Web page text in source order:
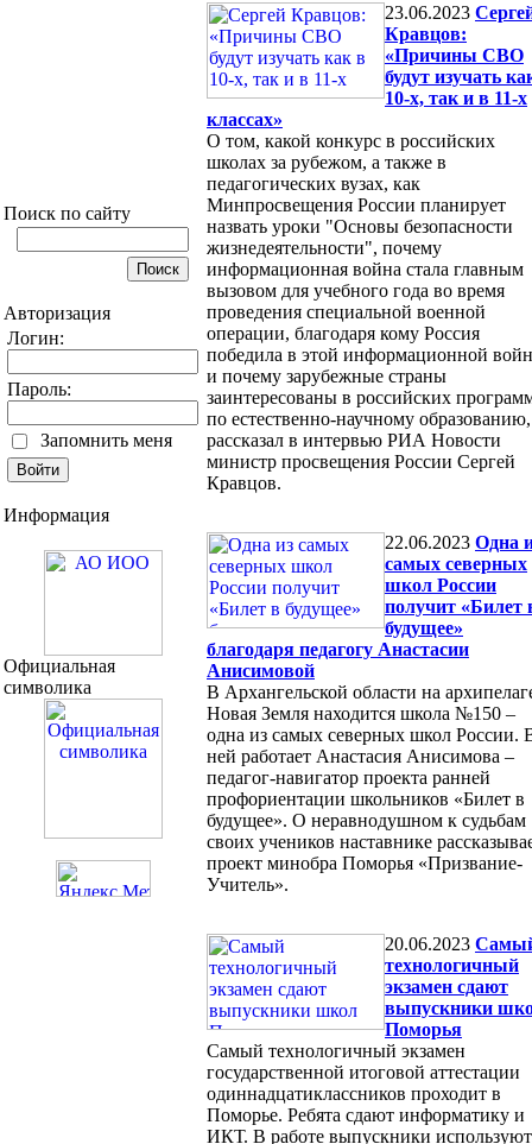
Поиск по сайту
Авторизация
Логин:
Пароль:
Запомнить меня
Информация
Официальная
символика
23.06.2023
Кравцов:
«Причины СВО
будут изучать
10-х, так и в 11-х
классах»
О том, какой конкурс в российских
школах за рубежом, а также в
педагогических вузах, как
Минпросвещения России планирует
назвать уроки "Основы безопасности
жизнедеятельности", почему
информационная война стала главным
вызовом для учебного года во время
проведения специальной военной
операции, благодаря кому Россия
победила в этой информационной
и почему зарубежные страны
заинтересованы в российских
по естественно-научному образованию,
рассказал в интервью РИА Новости
министр просвещения России Сергей
Кравцов.
22.06.2023 Одна
самых северных
школ России
получит «Билет
будущее»
благодаря педагогу Анастасии
Анисимовой
В Архангельской области на
Новая Земля находится школа №150 –
одна из самых северных школ России.
ней работает Анастасия Анисимова –
педагог-навигатор проекта ранней
профориентации школьников «Билет в
будущее». О неравнодушном к судьбам
своих учеников наставнике
проект минобра Поморья «Призвание-
Учитель».
20.06.2023
технологичный
экзамен сдают
выпускники
Поморья
Самый технологичный экзамен
государственной итоговой аттестации
одиннадцатиклассников проходит в
Поморье. Ребята сдают информатику и
ИКТ. В работе выпускники используют